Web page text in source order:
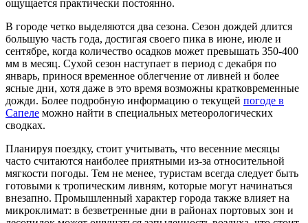
ощущается практически постоянно.
В городе четко выделяются два сезона. Сезон дождей длится
большую часть года, достигая своего пика в июне, июле и
сентябре, когда количество осадков может превышать 350-400
мм в месяц. Сухой сезон наступает в период с декабря по
январь, принося временное облегчение от ливней и более
ясные дни, хотя даже в это время возможны кратковременные
дожди. Более подробную информацию о текущей погоде в
Сапеле можно найти в специальных метеорологических
сводках.
Планируя поездку, стоит учитывать, что весенние месяцы
часто считаются наиболее приятными из-за относительной
мягкости погоды. Тем не менее, туристам всегда следует быть
готовыми к тропическим ливням, которые могут начинаться
внезапно. Промышленный характер города также влияет на
микроклимат: в безветренные дни в районах портовых зон и